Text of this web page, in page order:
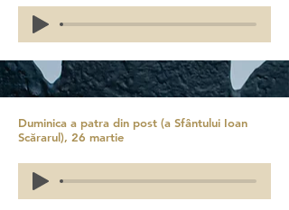
Duminica a patra din post (a Sfântului Ioan
Scărarul), 26 martie